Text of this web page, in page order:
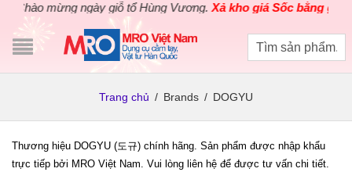
Chào mừng ngày giỗ tổ Hùng Vương.Xả kho giá Sốc bằng giá
Trang chủ / Brands / DOGYU
Thương hiệu DOGYU (도규) chính hãng. Sản phẩm được nhập khẩu
trực tiếp bởi MRO Việt Nam. Vui lòng liên hệ để được tư vấn chi tiết.